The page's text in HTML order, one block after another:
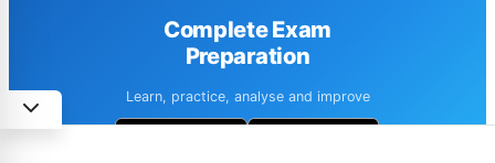
Complete Exam
Preparation
Learn, practice, analyse and improve